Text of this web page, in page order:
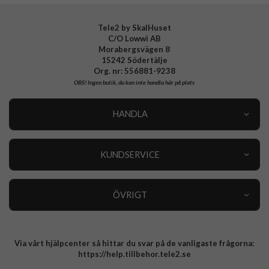
Tele2 by SkalHuset
C/O Lowwi AB
Morabergsvägen 8
15242 Södertälje
Org. nr: 556881-9238
OBS!Ingen butik, du kan inte handla här på plats
HANDLA
KUNDSERVICE
ÖVRIGT
Integritetspolicy
Via vårt hjälpcenter så hittar du svar på de vanligaste frågorna:
https://help.tillbehor.tele2.se